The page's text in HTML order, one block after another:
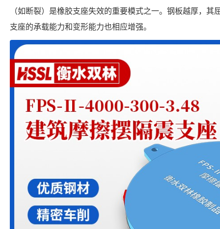
（如断裂）是橡胶支座失效的重要模式之一。钢板越厚，其
支座的承载能力和变形能力也相应增强。